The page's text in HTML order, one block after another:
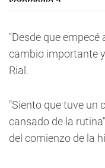
"Desde que empecé
cambio importante
Rial.
"Siento que tuve un
cansado de la
del comienzo de la